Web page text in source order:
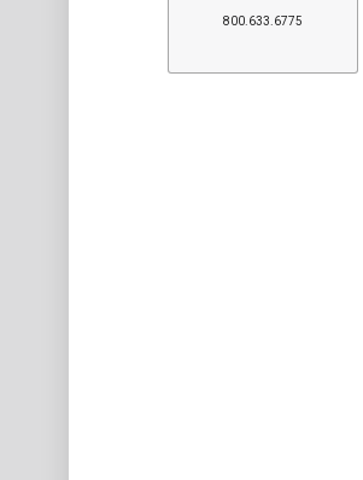
800.633.6775